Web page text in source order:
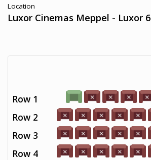
Location
Luxor Cinemas Meppel - Luxor 6
Row 1
Row 2
Row 3
Row 4